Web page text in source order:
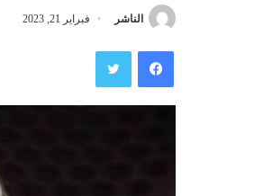
الناشر فبراير 21, 2023
فيسبوك تويتر